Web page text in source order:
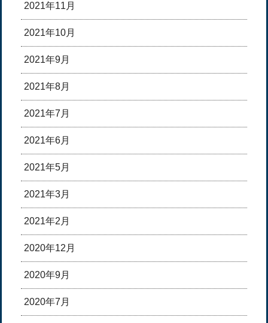
2021年11月
2021年10月
2021年9月
2021年8月
2021年7月
2021年6月
2021年5月
2021年3月
2021年2月
2020年12月
2020年9月
2020年7月